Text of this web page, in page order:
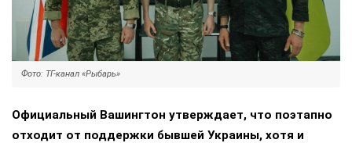
Фото: ТГ-канал «Рыбарь»
Официальный Вашингтон утверждает, что поэтапно
отходит от поддержки бывшей Украины, хотя и